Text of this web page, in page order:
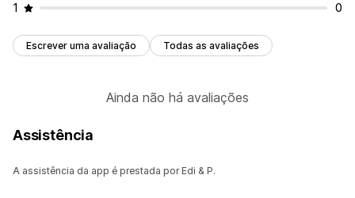
1
0
Escrever uma avaliação Todas as avaliações
Ainda não há avaliações
Assistência
A assistência da app é prestada por Edi & P.